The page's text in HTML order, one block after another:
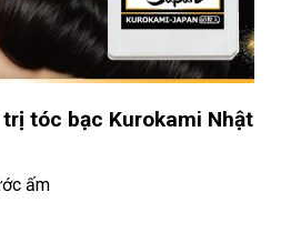
tóc bạc Kurokami Nhật
ấm